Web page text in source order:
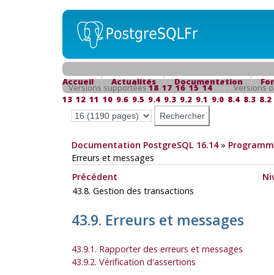
Accueil Actualités Documentation
Versions supportées18 17 16 15 14
Versions
13 12 11 10 9.6 9.5 9.4 9.3 9.2 9.1 9.0 8.4 8.3 8.2
Documentation PostgreSQL 16.14»
Erreurs et messages
Précédent
43.8. Gestion des transactions
43.9. Erreurs et messages
43.9.1. Rapporter des erreurs et messages
43.9.2. Vérification d'assertions